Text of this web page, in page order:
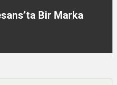
Bir Marka